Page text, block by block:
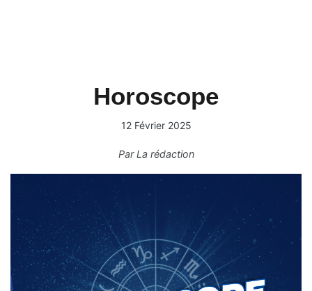
Horoscope
12 Février 2025
ParLa rédaction